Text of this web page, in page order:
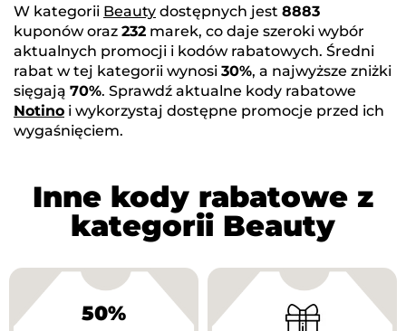
W kategorii Beauty dostępnych jest 8883
kuponów oraz 232 marek, co daje szeroki wybór
aktualnych promocji i kodów rabatowych. Średni
rabat w tej kategorii wynosi 30%, a najwyższe zniżki
sięgają 70%. Sprawdź aktualne kody rabatowe
Notino i wykorzystaj dostępne promocje przed ich
wygaśnięciem.
Inne kody rabatowe z
kategorii Beauty
50%